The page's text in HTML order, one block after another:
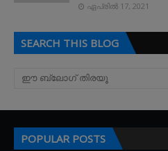
ഏപ്രിൽ 17, 2021
SEARCH THIS BLOG
POPULAR POSTS